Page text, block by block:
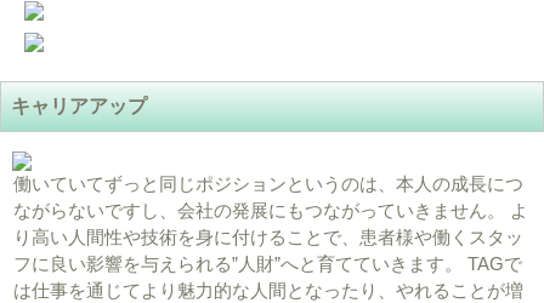
キャリアアップ
働いていてずっと同じポジションというのは、本人の成長につ
ながらないですし、会社の発展にもつながっていきません。 よ
り高い人間性や技術を身に付けることで、患者様や働くスタッ
フに良い影響を与えられる”人財”へと育てていきます。 TAGで
は仕事を通じてより魅力的な人間となったり、やれることが増